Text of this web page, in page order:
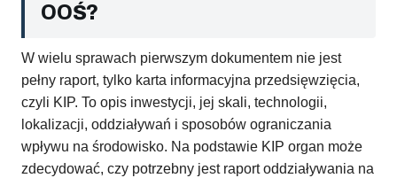
OOŚ?
W wielu sprawach pierwszym dokumentem nie jest
pełny raport, tylko karta informacyjna przedsięwzięcia,
czyli KIP. To opis inwestycji, jej skali, technologii,
lokalizacji, oddziaływań i sposobów ograniczania
wpływu na środowisko. Na podstawie KIP organ może
zdecydować, czy potrzebny jest raport oddziaływania na